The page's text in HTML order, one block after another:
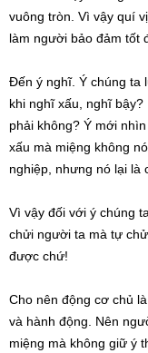
vuông tròn. Vì vậy quí
làm người bảo đảm tốt
Đến ý nghĩ. Ý chúng ta
khi nghĩ xấu, nghĩ
phải không? Ý mới
xấu mà miệng không
nghiệp, nhưng nó lại là
Vì vậy đối với ý chúng
chửi người ta mà tự
được chứ!
Cho nên động cơ chủ
và hành động. Nên
miệng mà không giữ ý